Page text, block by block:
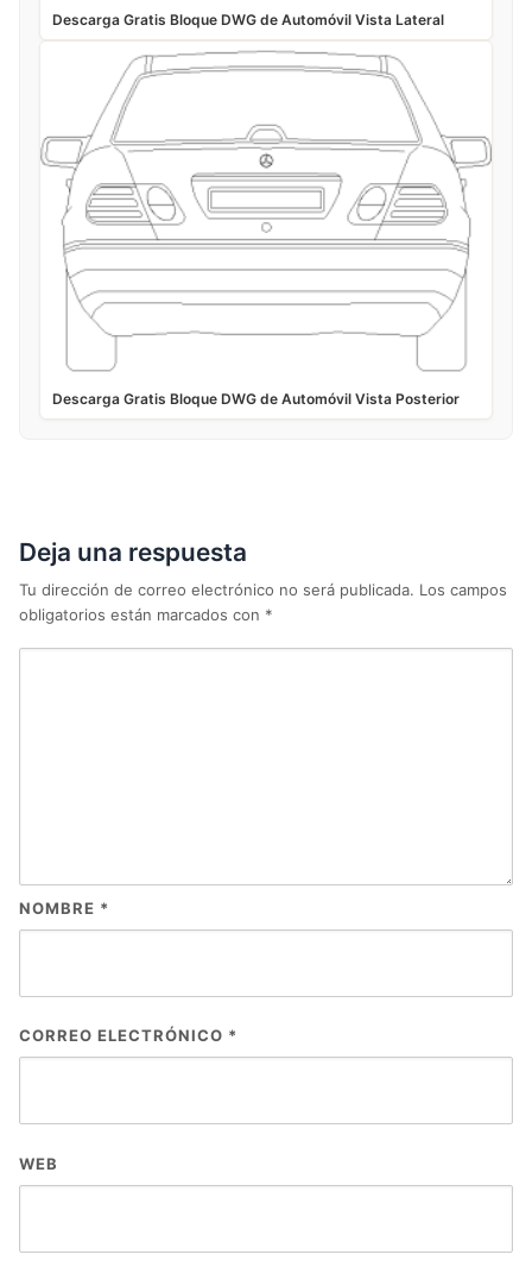
Descarga Gratis Bloque DWG de Automóvil Vista Lateral
Descarga Gratis Bloque DWG de Automóvil Vista Posterior
Deja una respuesta
Tu dirección de correo electrónico no será publicada. Los campos
obligatorios están marcados con *
NOMBRE *
CORREO ELECTRÓNICO *
WEB